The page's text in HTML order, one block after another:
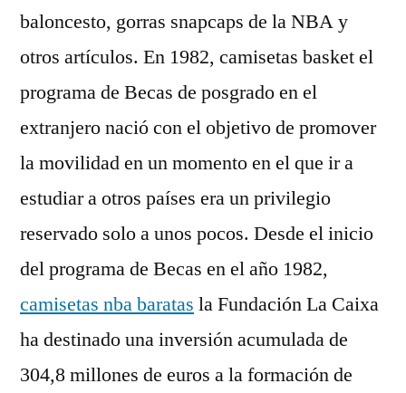
baloncesto, gorras snapcaps de la NBA y
otros artículos. En 1982, camisetas basket el
programa de Becas de posgrado en el
extranjero nació con el objetivo de promover
la movilidad en un momento en el que ir a
estudiar a otros países era un privilegio
reservado solo a unos pocos. Desde el inicio
del programa de Becas en el año 1982,
camisetas nba baratas la Fundación La Caixa
ha destinado una inversión acumulada de
304,8 millones de euros a la formación de